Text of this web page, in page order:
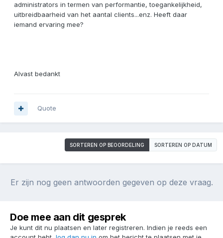
administrators in termen van performantie, toegankelijkheid,
uitbreidbaarheid van het aantal clients...enz. Heeft daar
iemand ervaring mee?
Alvast bedankt
Quote
SORTEREN OP BEOORDELING SORTEREN OP DATUM
Er zijn nog geen antwoorden gegeven op deze vraag.
Doe mee aan dit gesprek
Je kunt dit nu plaatsen en later registreren. Indien je reeds een